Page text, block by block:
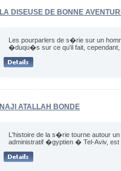
LA DISEUSE DE BONNE
Les pourparlers de s�rie sur un
�duqu�s sur ce qu'il fait, cependant,
NAJI ATALLAH BONDE
L'histoire de la s�rie tourne autour
administratif �gyptien � Tel-Aviv,